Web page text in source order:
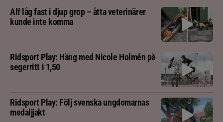
Alf låg fast i djup grop – åtta veterinärer
kunde inte komma
Ridsport Play: Häng med Nicole Holmén på
segerritt i 1,50
Ridsport Play: Följ svenska ungdomarnas
medaljjakt